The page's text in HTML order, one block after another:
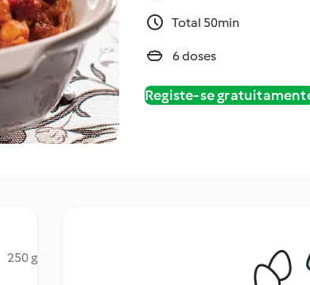
Total 50min
6 doses
Registe-se
250 g